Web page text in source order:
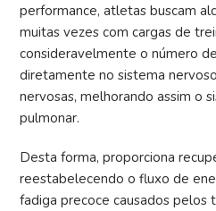
performance, atletas buscam
muitas vezes com cargas de
consideravelmente o número
diretamente no sistema
nervosas, melhorando assim o
pulmonar.
Desta forma, proporciona
reestabelecendo o fluxo de
fadiga precoce causados pelos